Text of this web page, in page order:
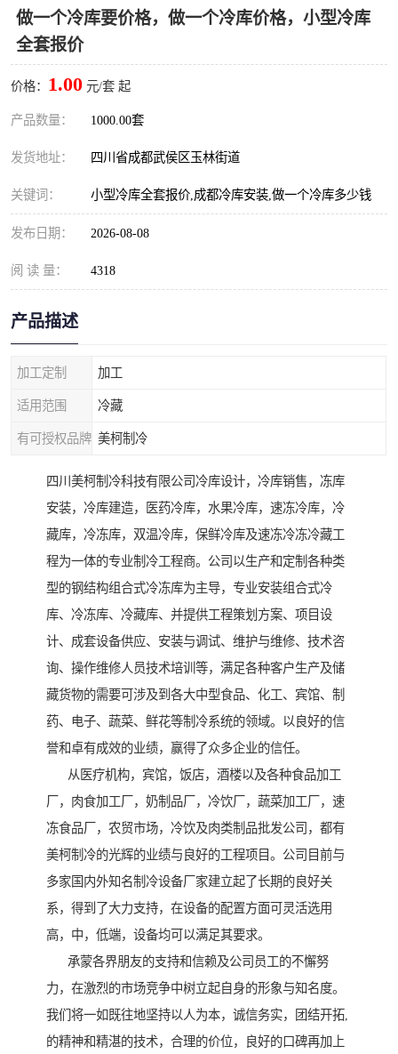
做一个冷库要价格，做一个冷库价格，小型冷库
全套报价
价格： 1.00 元/套 起
产品数量： 1000.00套
发货地址： 四川省成都武侯区玉林街道
关键词： 小型冷库全套报价,成都冷库安装,做一个冷库多少钱
发布日期： 2026-08-08
阅 读 量： 4318
产品描述
加工定制 加工
适用范围 冷藏
有可授权品牌 美柯制冷
四川美柯制冷科技有限公司冷库设计，冷库销售，冻库
安装，冷库建造，医药冷库，水果冷库，速冻冷库，冷
藏库，冷冻库，双温冷库，保鲜冷库及速冻冷冻冷藏工
程为一体的专业制冷工程商。公司以生产和定制各种类
型的钢结构组合式冷冻库为主导，专业安装组合式冷
库、冷冻库、冷藏库、并提供工程策划方案、项目设
计、成套设备供应、安装与调试、维护与维修、技术咨
询、操作维修人员技术培训等，满足各种客户生产及储
藏货物的需要可涉及到各大中型食品、化工、宾馆、制
药、电子、蔬菜、鲜花等制冷系统的领域。以良好的信
誉和卓有成效的业绩，赢得了众多企业的信任。
从医疗机构，宾馆，饭店，酒楼以及各种食品加工
厂，肉食加工厂，奶制品厂，冷饮厂，蔬菜加工厂，速
冻食品厂，农贸市场，冷饮及肉类制品批发公司，都有
美柯制冷的光辉的业绩与良好的工程项目。公司目前与
多家国内外知名制冷设备厂家建立起了长期的良好关
系，得到了大力支持，在设备的配置方面可灵活选用
高，中，低端，设备均可以满足其要求。
承蒙各界朋友的支持和信赖及公司员工的不懈努
力，在激烈的市场竞争中树立起自身的形象与知名度。
我们将一如既往地坚持以人为本，诚信务实，团结开拓,
的精神和精湛的技术，合理的价位，良好的口碑再加上
甘孜冻库安装